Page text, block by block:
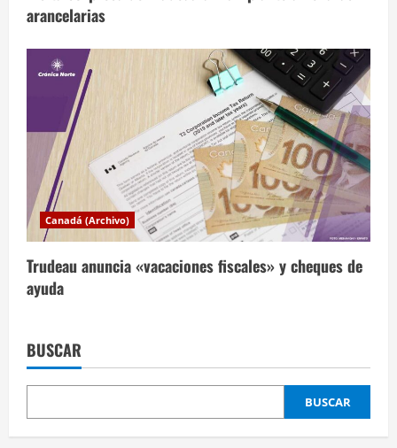
arancelarias
Canadá (Archivo)
Trudeau anuncia «vacaciones fiscales» y cheques de
ayuda
BUSCAR
BUSCAR